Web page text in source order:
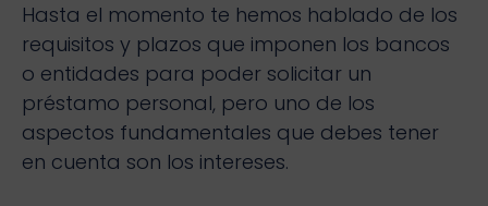
Hasta el momento te hemos hablado de los
requisitos y plazos que imponen los bancos
o entidades para poder solicitar un
préstamo personal, pero uno de los
aspectos fundamentales que debes tener
en cuenta son los intereses.